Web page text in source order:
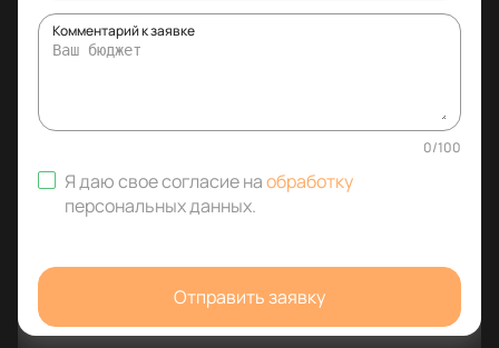
Комментарий к заявке
0/100
Я даю свое согласие наобработку
персональных данных.
Отправить заявку